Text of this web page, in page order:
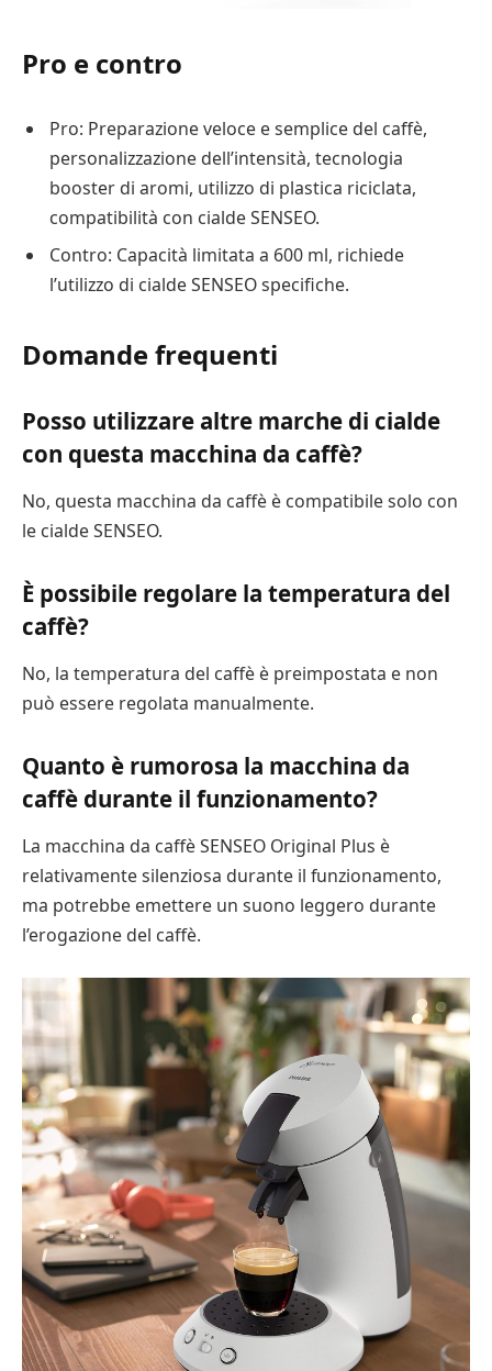
Pro e contro
Pro: Preparazione veloce e semplice del caffè,
personalizzazione dell’intensità, tecnologia
booster di aromi, utilizzo di plastica riciclata,
compatibilità con cialde SENSEO.
Contro: Capacità limitata a 600 ml, richiede
l’utilizzo di cialde SENSEO specifiche.
Domande frequenti
Posso utilizzare altre marche di cialde
con questa macchina da caffè?
No, questa macchina da caffè è compatibile solo con
le cialde SENSEO.
È possibile regolare la temperatura del
caffè?
No, la temperatura del caffè è preimpostata e non
può essere regolata manualmente.
Quanto è rumorosa la macchina da
caffè durante il funzionamento?
La macchina da caffè SENSEO Original Plus è
relativamente silenziosa durante il funzionamento,
ma potrebbe emettere un suono leggero durante
l’erogazione del caffè.